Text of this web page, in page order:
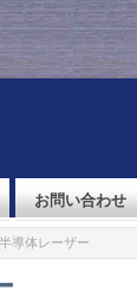
お問い合わせ
導体レーザー